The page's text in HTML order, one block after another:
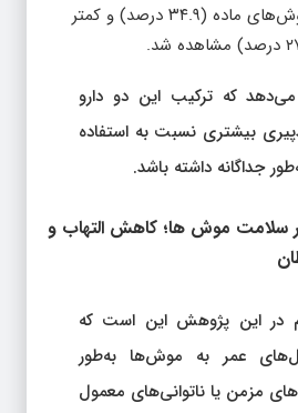
افزایش بیشتر در موش‌های ماده (۳۴.۹ درصد) و کمتر
که ترکیب این دو دارو
بیشتری نسبت به استفاده
جداگانه داشته باشد.
بر سلامت موش‌ ها؛ کاهش التهاب و
در این پژوهش این است که
عمر به موش‌ها به‌طور
مزمن یا ناتوانی‌های معمول